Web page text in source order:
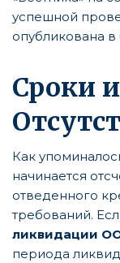
успешной
опубликована
Сроки
Как
начинается
отведенного
требований.
ликвидации
периода